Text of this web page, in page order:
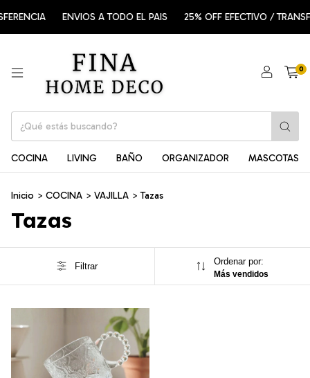
ENVIOS A TODO EL PAIS 25% OFF EFECTIVO /
0
COCINA LIVING BAÑO ORGANIZADOR MASCOTAS
Inicio > COCINA > VAJILLA > Tazas
Tazas
Filtrar Ordenar por:
Más vendidos